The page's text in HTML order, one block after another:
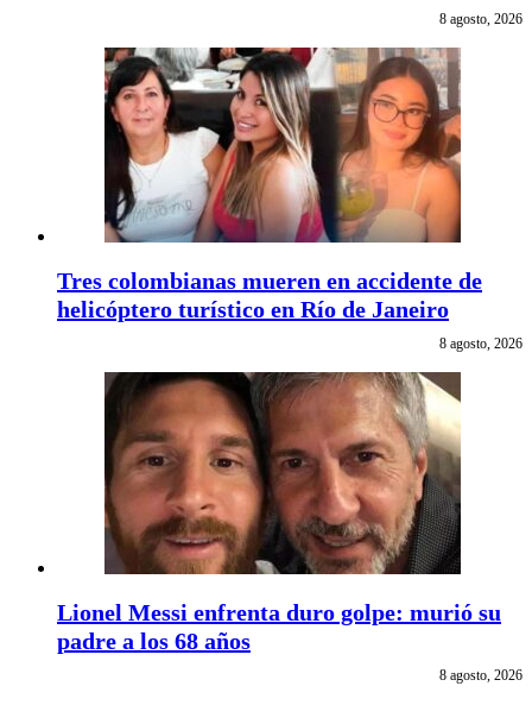
8 agosto, 2026
Tres colombianas mueren en accidente de
helicóptero turístico en Río de Janeiro
8 agosto, 2026
Lionel Messi enfrenta duro golpe: murió su
padre a los 68 años
8 agosto, 2026